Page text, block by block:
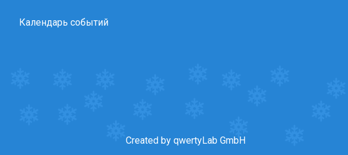
Календарь событий
Created by qwertyLab GmbH